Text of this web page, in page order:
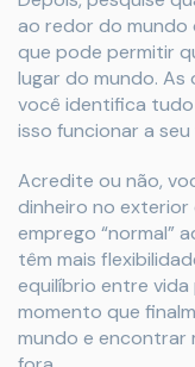
ao redor do mundo
que pode permitir
lugar do mundo.
você identifica
isso funcionar a seu
Acredite ou não,
dinheiro no exterior
emprego “normal”
têm mais
equilíbrio entre
momento que
mundo e encontrar